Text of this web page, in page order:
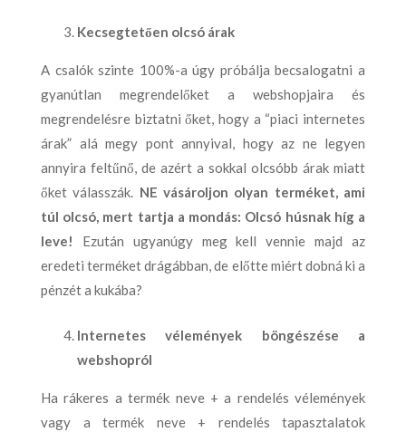
Kecsegtetően olcsó árak
A csalók szinte 100%-a úgy próbálja becsalogatni a
gyanútlan megrendelőket a webshopjaira és
megrendelésre biztatni őket, hogy a “piaci internetes
árak” alá megy pont annyival, hogy az ne legyen
annyira feltűnő, de azért a sokkal olcsóbb árak miatt
őket válasszák. NE vásároljon olyan terméket, ami
túl olcsó, mert tartja a mondás: Olcsó húsnak híg a
leve! Ezután ugyanúgy meg kell vennie majd az
eredeti terméket drágábban, de előtte miért dobná ki a
pénzét a kukába?
Internetes vélemények böngészése a
webshopról
Ha rákeres a termék neve + a rendelés vélemények
vagy a termék neve + rendelés tapasztalatok